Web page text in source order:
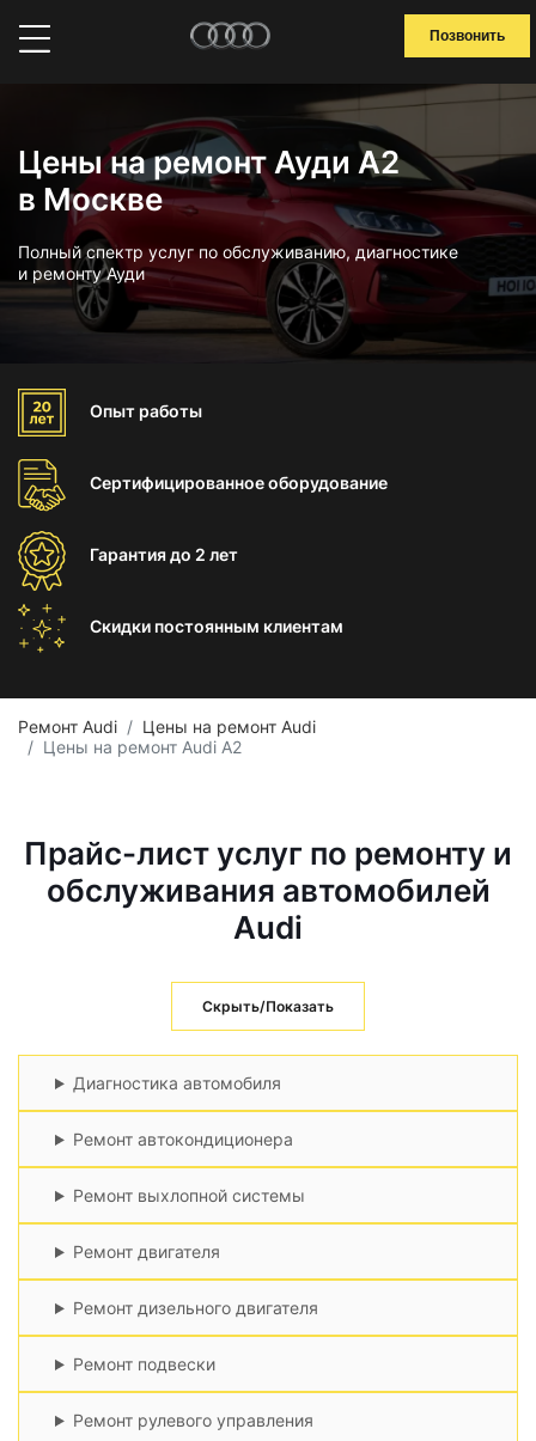
Позвонить
Цены на ремонт Ауди А2
в Москве
Полный спектр услуг по обслуживанию, диагностике
и ремонту Ауди
Опыт работы
Сертифицированноеоборудование
Гарантиядо 2 лет
Скидки постоянным клиентам
Ремонт Audi
Цены на ремонт Audi
Цены на ремонт Audi A2
Прайс-лист услуг по ремонту и
обслуживания автомобилей
Audi
Скрыть/Показать
Диагностика автомобиля
Ремонт автокондиционера
Ремонт выхлопной системы
Ремонт двигателя
Ремонт дизельного двигателя
Ремонт подвески
Ремонт рулевого управления